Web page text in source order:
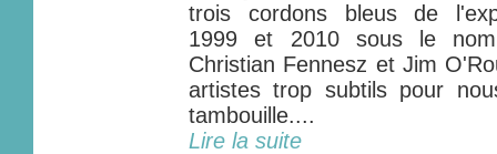
trois cordons bleus de
1999 et 2010 sous le
Christian Fennesz et Jim
artistes trop subtils pour
tambouille....
Lire la suite